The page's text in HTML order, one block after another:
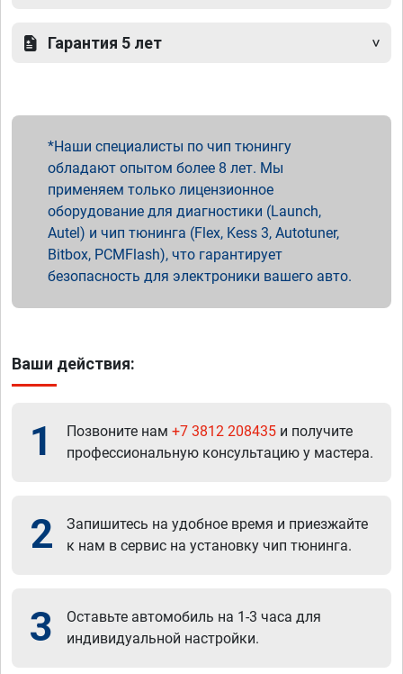
Гарантия 5 лет
Наши специалисты по чип тюнингу
обладают опытом более 8 лет. Мы
применяем только лицензионное
оборудование для диагностики (Launch,
Autel) и чип тюнинга (Flex, Kess 3, Autotuner,
Bitbox, PCMFlash), что гарантирует
безопасность для электроники вашего авто.
Ваши действия:
1 Позвоните нам +7 3812 208435 и получите
профессиональную консультацию у мастера.
2
Запишитесь на удобное время и приезжайте
к нам в сервис на установку чип тюнинга.
3
Оставьте автомобиль на 1-3 часа для
индивидуальной настройки.